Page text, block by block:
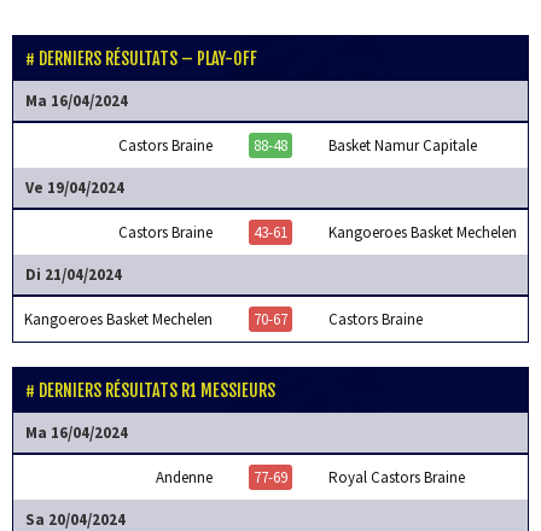
DERNIERS RÉSULTATS – PLAY-OFF
Ma 16/04/2024
Castors Braine 88-48 Basket Namur Capitale
Ve 19/04/2024
Castors Braine 43-61 Kangoeroes Basket Mechelen
Di 21/04/2024
Kangoeroes Basket Mechelen 70-67 Castors Braine
DERNIERS RÉSULTATS R1 MESSIEURS
Ma 16/04/2024
Andenne 77-69 Royal Castors Braine
Sa 20/04/2024